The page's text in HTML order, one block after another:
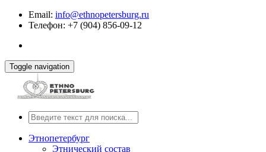
Email: info@ethnopetersburg.ru
Телефон: +7 (904) 856-09-12
Toggle navigation
Этнопетербург
Этнический состав